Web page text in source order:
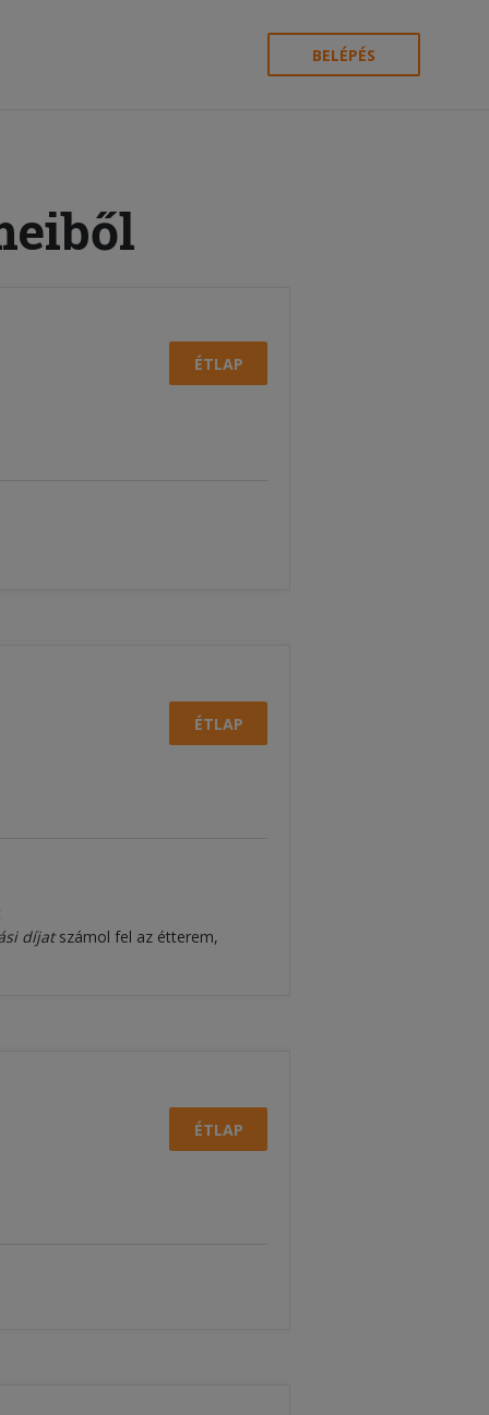
BELÉPÉS
ÉTLAP
ÉTLAP
díjatszámol fel az étterem,
ÉTLAP